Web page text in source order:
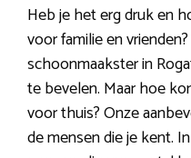
Heb je het erg druk en
voor familie en
schoonmaakster in
te bevelen. Maar hoe
voor thuis? Onze
de mensen die je kent.